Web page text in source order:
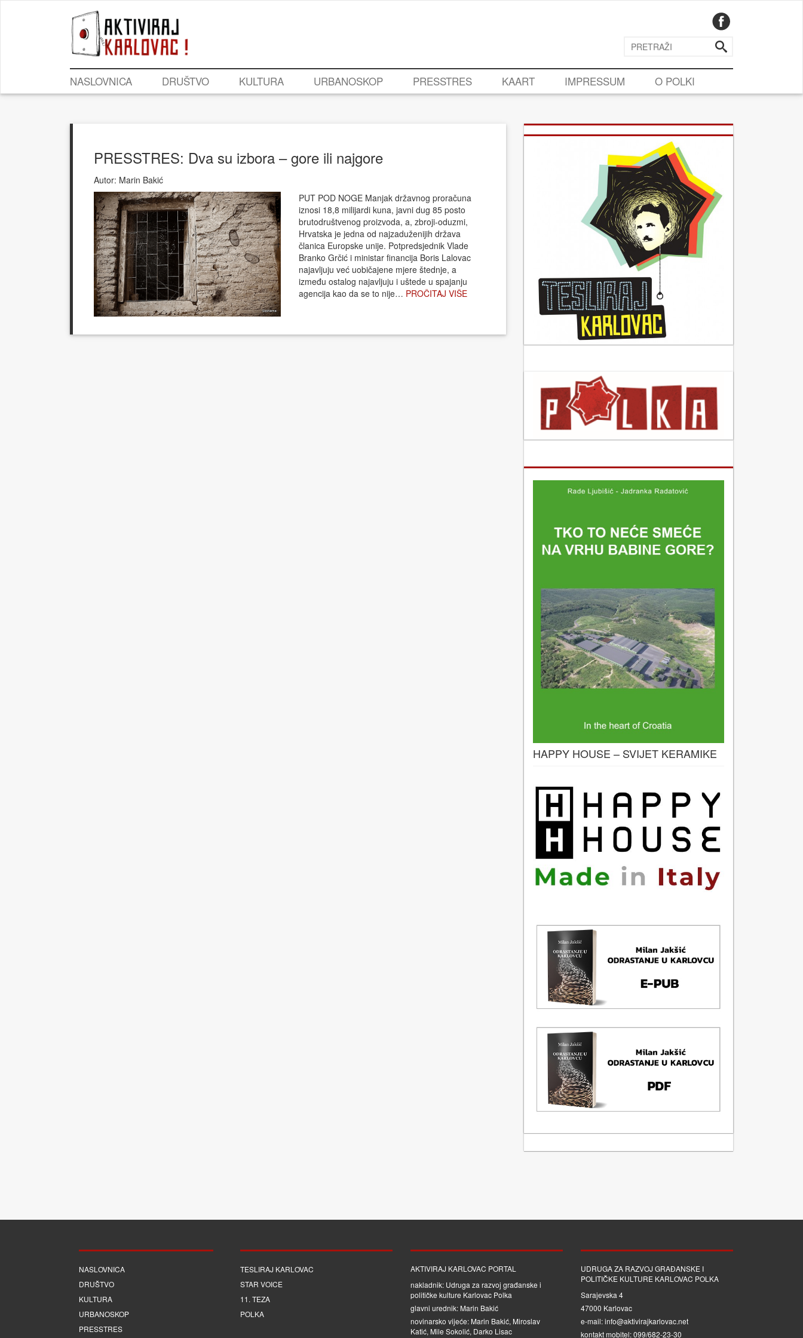
NASLOVNICA DRUŠTVO KULTURA URBANOSKOP PRESSTRES KAART IMPRESSUM O POLKI
PRESSTRES: Dva su izbora – gore ili najgore
Autor: Marin Bakić
PUT POD NOGE Manjak državnog proračuna
iznosi 18,8 milijardi kuna, javni dug 85 posto
brutodruštvenog proizvoda, a, zbroji-oduzmi,
Hrvatska je jedna od najzaduženijih država
članica Europske unije. Potpredsjednik Vlade
Branko Grčić i ministar financija Boris Lalovac
najavljuju već uobičajene mjere štednje, a
između ostalog najavljuju i uštede u spajanju
agencija kao da se to nije… PROČITAJ VIŠE
HAPPY HOUSE – SVIJET KERAMIKE
NASLOVNICA
DRUŠTVO
KULTURA
URBANOSKOP
PRESSTRES
TESLIRAJ KARLOVAC
STAR VOICE
11. TEZA
POLKA
AKTIVIRAJ KARLOVAC PORTAL
nakladnik: Udruga za razvoj građanske i
političke kulture Karlovac Polka
glavni urednik: Marin Bakić
novinarsko vijeće: Marin Bakić, Miroslav
Katić, Mile Sokolić, Darko Lisac
UDRUGA ZA RAZVOJ GRAĐANSKE I
POLITIČKE KULTURE KARLOVAC POLKA
Sarajevska 4
47000 Karlovac
e-mail: info@aktivirajkarlovac.net
kontakt mobitel: 099/682-23-30